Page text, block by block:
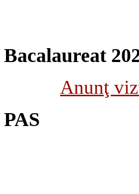
Bacalaureat
Anunţ
PAS